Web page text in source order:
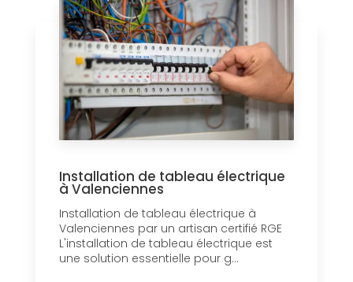
Installation de tableau électrique
à Valenciennes
Installation de tableau électrique à
Valenciennes par un artisan certifié RGE
L'installation de tableau électrique est
une solution essentielle pour g...